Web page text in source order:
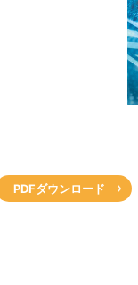
PDFダウンロード